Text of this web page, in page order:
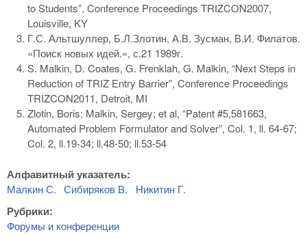
to Students”, Conference Proceedings TRIZCON2007,
Louisville, KY
Г.С. Альтшуллер, Б.Л.Злотин, А.В. Зусман, В.И. Филатов.
«Поиск новых идей.», с.21 1989г.
S. Malkin, D. Coates, G. Frenklah, G. Malkin, “Next Steps in
Reduction of TRIZ Entry Barrier”, Conference Proceedings
TRIZCON2011, Detroit, MI
Zlotin, Boris; Malkin, Sergey; et al, “Patent #5,581663,
Automated Problem Formulator and Solver”, Col. 1, ll. 64-67;
Col. 2, ll.19-34; ll.48-50; ll.53-54
Алфавитный указатель:
Малкин С. Сибиряков В. Никитин Г.
Рубрики:
Форумы и конференции